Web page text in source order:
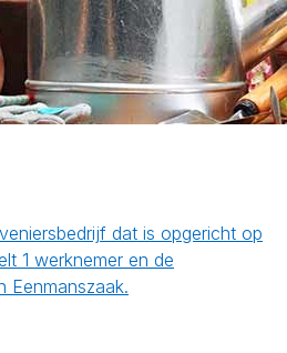
dat is opgericht op
1 werknemer en de
Eenmanszaak.